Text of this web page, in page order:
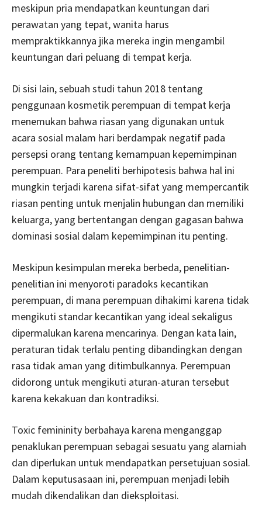
meskipun pria mendapatkan keuntungan dari
perawatan yang tepat, wanita harus
mempraktikkannya jika mereka ingin mengambil
keuntungan dari peluang di tempat kerja.
Di sisi lain, sebuah studi tahun 2018 tentang
penggunaan kosmetik perempuan di tempat kerja
menemukan bahwa riasan yang digunakan untuk
acara sosial malam hari berdampak negatif pada
persepsi orang tentang kemampuan kepemimpinan
perempuan. Para peneliti berhipotesis bahwa hal ini
mungkin terjadi karena sifat-sifat yang mempercantik
riasan penting untuk menjalin hubungan dan memiliki
keluarga, yang bertentangan dengan gagasan bahwa
dominasi sosial dalam kepemimpinan itu penting.
Meskipun kesimpulan mereka berbeda, penelitian-
penelitian ini menyoroti paradoks kecantikan
perempuan, di mana perempuan dihakimi karena tidak
mengikuti standar kecantikan yang ideal sekaligus
dipermalukan karena mencarinya. Dengan kata lain,
peraturan tidak terlalu penting dibandingkan dengan
rasa tidak aman yang ditimbulkannya. Perempuan
didorong untuk mengikuti aturan-aturan tersebut
karena kekakuan dan kontradiksi.
Toxic femininity berbahaya karena menganggap
penaklukan perempuan sebagai sesuatu yang alamiah
dan diperlukan untuk mendapatkan persetujuan sosial.
Dalam keputusasaan ini, perempuan menjadi lebih
mudah dikendalikan dan dieksploitasi.